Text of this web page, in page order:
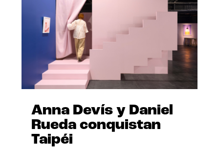
Anna Devís y Daniel
Rueda conquistan
Taipéi